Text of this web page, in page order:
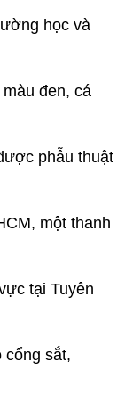
học và
đen, cá
phẫu thuật
một thanh
tại Tuyên
cổng sắt,